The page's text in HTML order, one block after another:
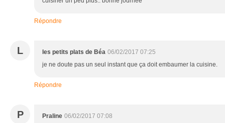
Répondre
L les petits plats de Béa 06/02/2017 07:25
je ne doute pas un seul instant que ça doit embaumer la cuisine.
Répondre
P Praline 06/02/2017 07:08